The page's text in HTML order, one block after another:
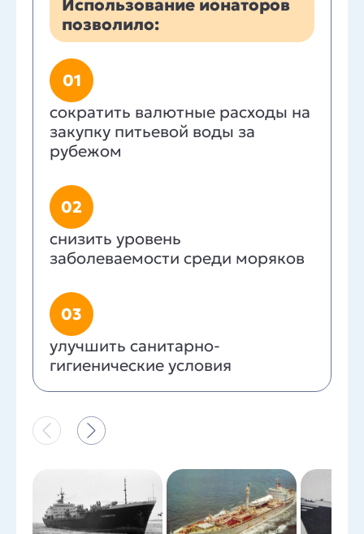
Использование ионаторов
позволило:
01
сократить валютные расходы на
закупку питьевой воды за
рубежом
02
снизить уровень
заболеваемости среди моряков
03
улучшить санитарно-
гигиенические условия